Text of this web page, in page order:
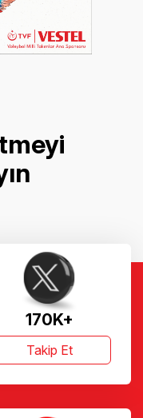
170K+
Takip Et